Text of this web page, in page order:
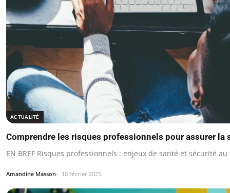
ACTUALITÉ
Comprendre les risques professionnels pour assurer la
EN BREF Risques professionnels : enjeux de santé et sécurité
Amandine Masson 10 février 2025